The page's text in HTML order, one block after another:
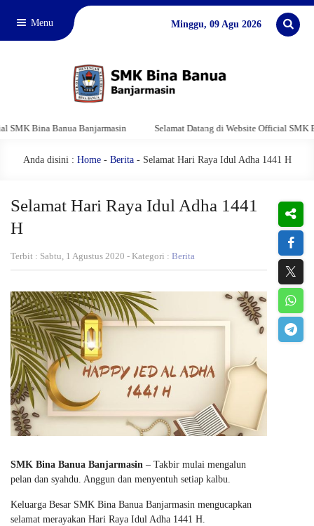
Menu Minggu, 09 Agu 2026
Bina Banua Banjarmasin Selamat Datang di Website Official SMK Bina
Anda disini : Home- Berita- Selamat Hari Raya Idul Adha 1441 H
Selamat Hari Raya Idul Adha 1441
H
Terbit : Sabtu, 1 Agustus 2020 - Kategori : Berita
SMK Bina Banua Banjarmasin – Takbir mulai mengalun
pelan dan syahdu. Anggun dan menyentuh setiap kalbu.
Keluarga Besar SMK Bina Banua Banjarmasin mengucapkan
selamat merayakan Hari Raya Idul Adha 1441 H.